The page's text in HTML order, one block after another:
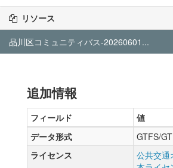
リソース
品川区コミュニティバス-20260601...
追加情報
フィールド
値
データ形式
GTFS/
ライセンス
公共交通